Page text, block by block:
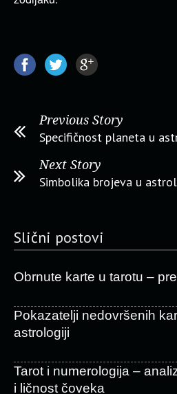
Previous Story
Specifičnost planeta u
Next Story
Simbolika brojeva u
Slični postovi
Obrnute karte u tarotu –
Pokazatelji nedovršenih
astrologiji
Tarot i numerologija –
i ličnost čoveka